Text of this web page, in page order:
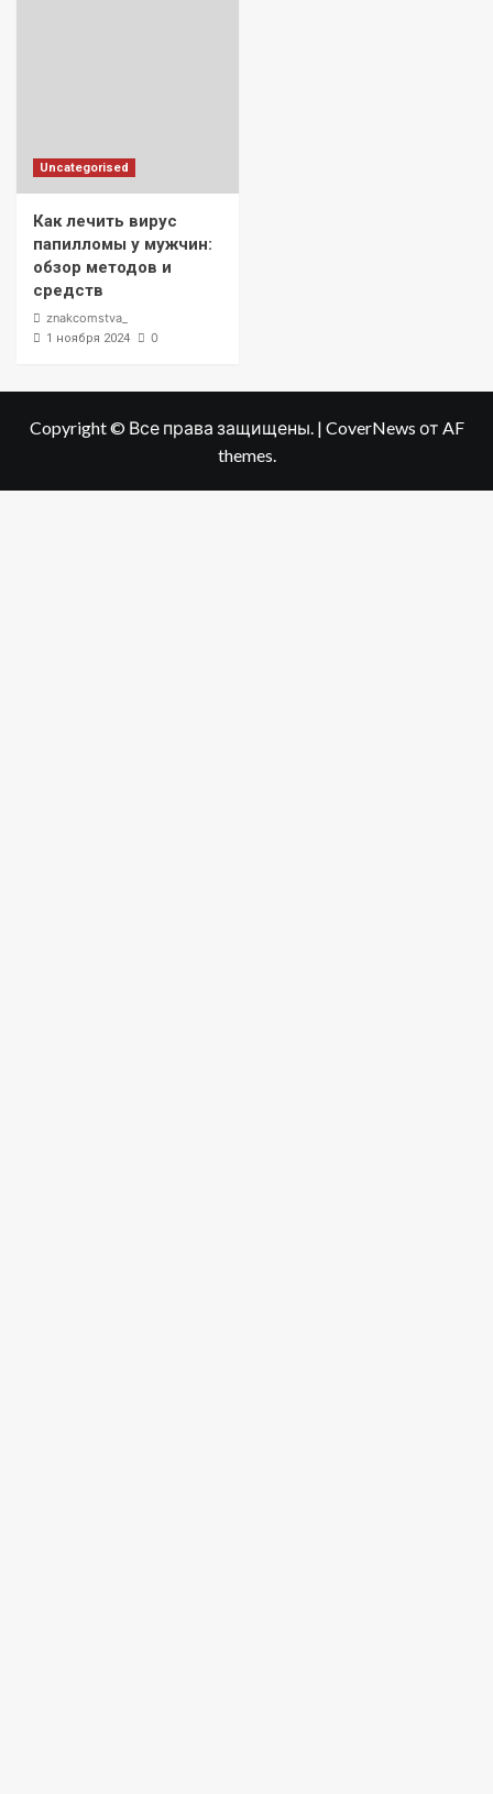
Uncategorised
Как лечить вирус
папилломы у мужчин:
обзор методов и
средств
znakcomstva_
1 ноября 2024 0
Copyright © Все права защищены. | CoverNews от AF
themes.